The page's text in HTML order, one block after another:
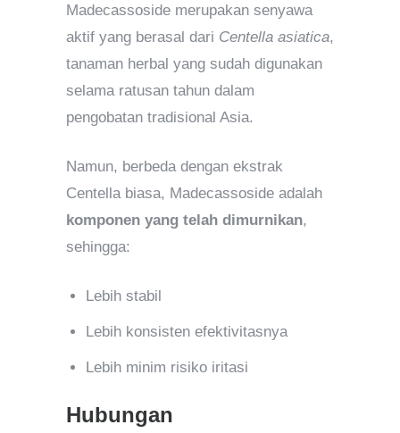
Madecassoside merupakan senyawa
aktif yang berasal dari Centella asiatica,
tanaman herbal yang sudah digunakan
selama ratusan tahun dalam
pengobatan tradisional Asia.
Namun, berbeda dengan ekstrak
Centella biasa, Madecassoside adalah
komponen yang telah dimurnikan,
sehingga:
Lebih stabil
Lebih konsisten efektivitasnya
Lebih minim risiko iritasi
Hubungan